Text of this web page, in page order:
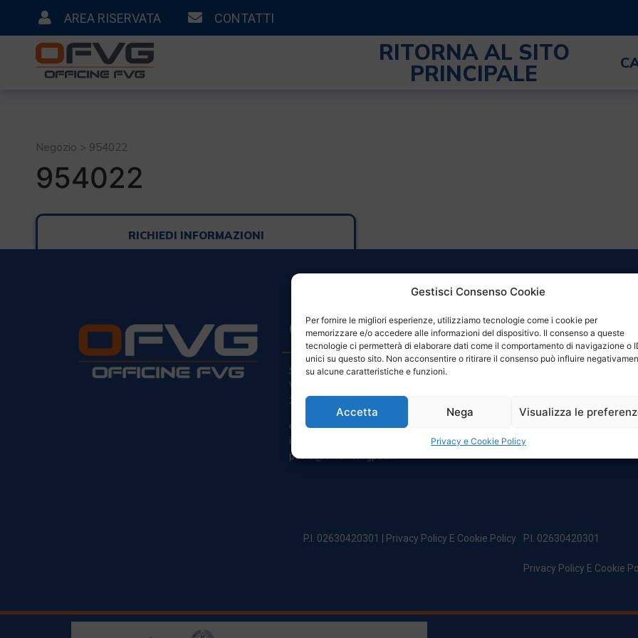
Gestisci Consenso Cookie
Per fornire le migliori esperienze, utilizziamo tecnologie come i cookie per
memorizzare e/o accedere alle informazioni del dispositivo. Il consenso a queste
tecnologie ci permetterà di elaborare dati come il comportamento di navigazione o
unici su questo sito. Non acconsentire o ritirare il consenso può influire
su alcune caratteristiche e funzioni.
Accetta Nega Visualizza le
Privacy e Cookie Policy
AREA RISERVATA CONTATTI
RITORNA AL SITO
PRINCIPALE
Negozio > 954022
954022
RICHIEDI INFORMAZIONI
CONTATTI
Sede Legale:
Via Principe Di Udine 144
33030 Campoformido (Ud)
clienti@officinefvg.it
info@officinefvg.it
posta@officinefvgpec.It
ORARI
Domenica: Chiuso
P.I. 02630420301 | Privacy Policy E Cookie Policy P.I. 02630420301
Privacy Policy E Cookie